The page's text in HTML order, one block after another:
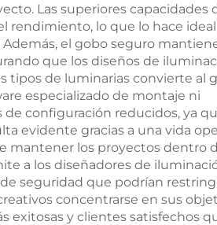
Las superiores capacidades
rendimiento, lo que lo hace ideal
el gobo seguro
que los diseños de
tipos de luminarias convierte al
especializado de montaje ni
configuración reducidos, ya
evidente gracias a una vida
mantener los proyectos dentro
a los diseñadores de
seguridad que podrían
concentrarse en sus
y clientes satisfechos